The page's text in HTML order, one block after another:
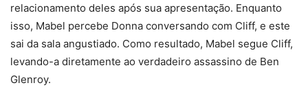
relacionamento deles após sua apresentação. Enquanto
isso, Mabel percebe Donna conversando com Cliff, e este
sai da sala angustiado. Como resultado, Mabel segue Cliff,
levando-a diretamente ao verdadeiro assassino de Ben
Glenroy.